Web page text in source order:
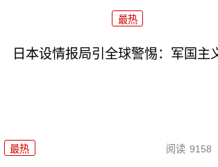
最热
日本设情报局引全球警惕：军国主
最热 阅读 9158